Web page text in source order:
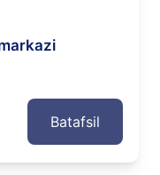
Batafsil